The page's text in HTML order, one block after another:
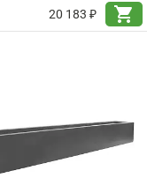
20 183 ₽
shopping_cart